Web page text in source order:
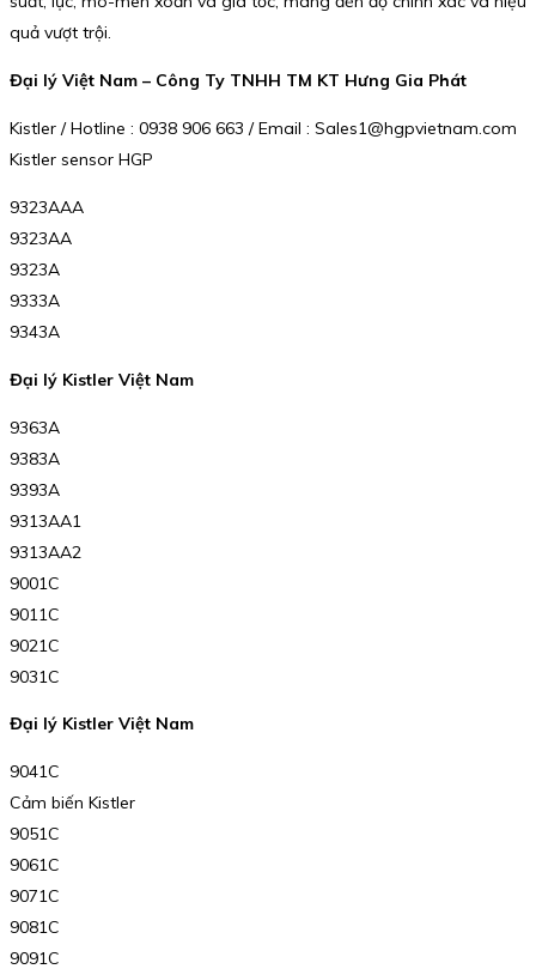
quả vượt trội.
Đại lý Việt Nam – Công Ty TNHH TM KT Hưng Gia Phát
Kistler / Hotline : 0938 906 663 / Email : Sales1@hgpvietnam.com
Kistler sensor HGP
9323AAA
9323AA
9323A
9333A
9343A
Đại lý Kistler Việt Nam
9363A
9383A
9393A
9313AA1
9313AA2
9001C
9011C
9021C
9031C
Đại lý Kistler Việt Nam
9041C
Cảm biến Kistler
9051C
9061C
9071C
9081C
9091C